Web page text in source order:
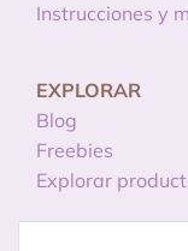
Instrucciones y
EXPLORAR
Blog
Freebies
Explorar